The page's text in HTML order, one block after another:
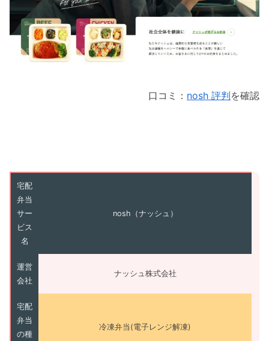
口コミ： nosh 評判を確認
宅配
弁当
サー
ビス
名
nosh（ナッシュ）
運営
会社
ナッシュ株式会社
宅配
弁当
の種
冷凍弁当(電子レンジ解凍)